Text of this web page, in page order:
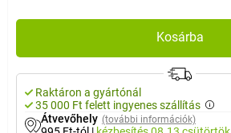
Kosárba
Raktáron a gyártónál
35 000 Ft felett ingyenes szállítás
Átvevőhely (további információk)